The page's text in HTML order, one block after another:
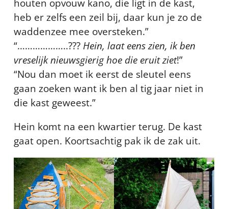
houten opvouw kano, die ligt in de kast,
heb er zelfs een zeil bij, daar kun je zo de
waddenzee mee oversteken.”
“………………..??? Hein, laat eens zien, ik ben
vreselijk nieuwsgierig hoe die eruit ziet!”
“Nou dan moet ik eerst de sleutel eens
gaan zoeken want ik ben al tig jaar niet in
die kast geweest.”
Hein komt na een kwartier terug. De kast
gaat open. Koortsachtig pak ik de zak uit.